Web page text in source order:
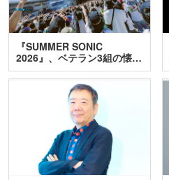
『SUMMER SONIC
2026』、ベテラン3組の懐…